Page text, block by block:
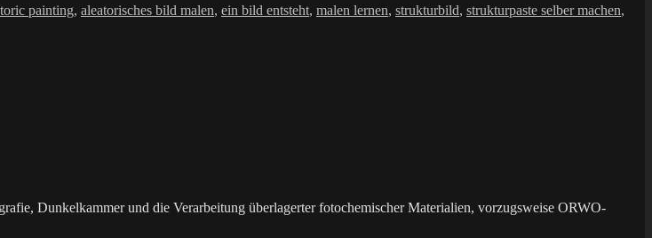
painting, aleatorisches bild malen, ein bild entsteht, malen lernen, strukturbild, strukturpaste selber machen,
Dunkelkammer und die Verarbeitung überlagerter fotochemischer Materialien, vorzugsweise ORWO-